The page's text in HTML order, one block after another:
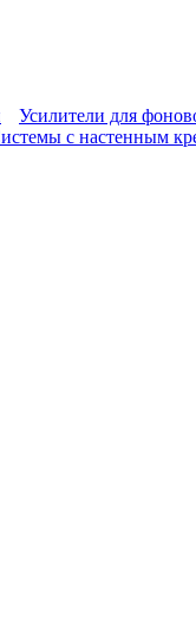
Усилители для
с настенным